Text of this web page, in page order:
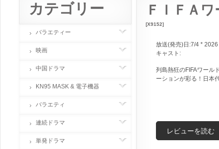
ＦＩＦＡ
[X9152]
放送(発売)日:7/4 * 2026
キャスト:
列島熱狂のFIFAワール
ーションが彩る！日本
レビューを読む
カテゴリー
バラエティー
映画
中国ドラマ
KN95 MASK & 電子機器
バラエティ
連続ドラマ
単発ドラマ